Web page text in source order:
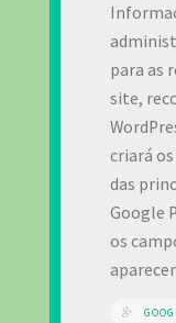
para as
site,
criará
das
Google
os